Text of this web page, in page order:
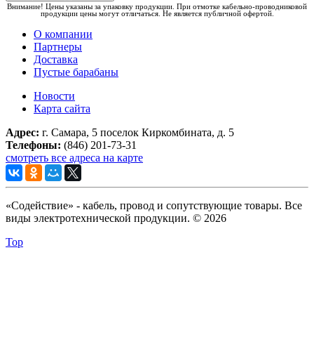
Внимание! Цены указаны за упаковку продукции. При отмотке кабельно-проводниковой
продукции цены могут отличаться. Не является публичной офертой.
О компании
Партнеры
Доставка
Пустые барабаны
Новости
Карта сайта
Адрес: г. Самара, 5 поселок Киркомбината, д. 5
Телефоны: (846) 201-73-31
смотреть все адреса на карте
«Содействие» - кабель, провод и сопутствующие товары. Все
виды электротехнической продукции. © 2026
Top